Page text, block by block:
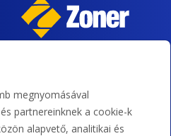
megnyomásával
partnereinknek a cookie-k
alapvető, analitikai és